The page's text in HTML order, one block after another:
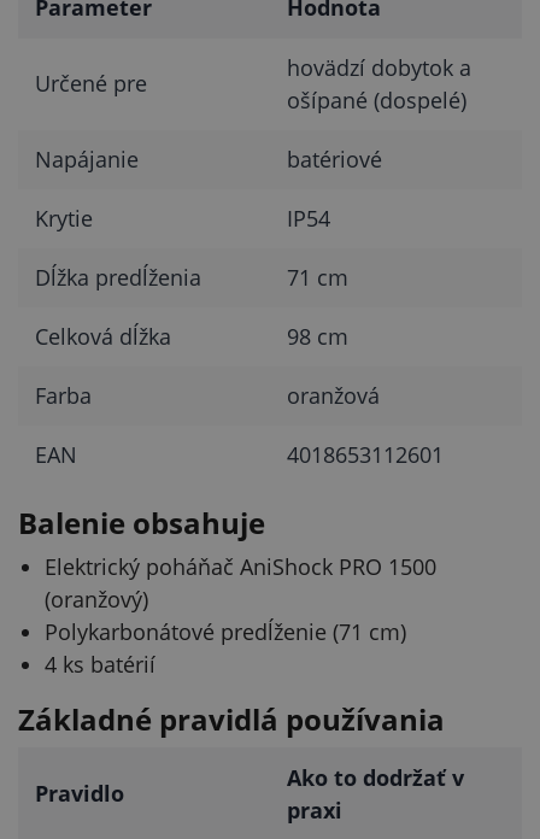
Parameter Hodnota
Určené pre
hovädzí dobytok a
ošípané (dospelé)
Napájanie batériové
Krytie IP54
Dĺžka predĺženia 71 cm
Celková dĺžka 98 cm
Farba oranžová
EAN 4018653112601
Balenie obsahuje
Elektrický poháňač AniShock PRO 1500
(oranžový)
Polykarbonátové predĺženie (71 cm)
4 ks batérií
Základné pravidlá používania
Pravidlo
Ako to dodržať v
praxi